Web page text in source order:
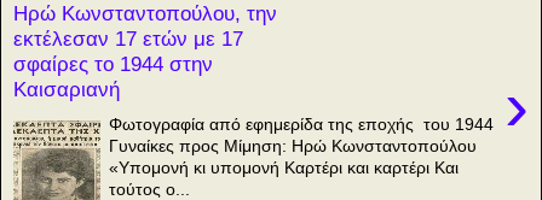
Ηρώ Κωνσταντοπούλου, την
εκτέλεσαν 17 ετών με 17
σφαίρες το 1944 στην
Καισαριανή
›
Φωτογραφία από εφημερίδα της εποχής του 1944
Γυναίκες προς Μίμηση: Ηρώ Κωνσταντοπούλου
«Υπομονή κι υπομονή Καρτέρι και καρτέρι Και
τούτος ο...